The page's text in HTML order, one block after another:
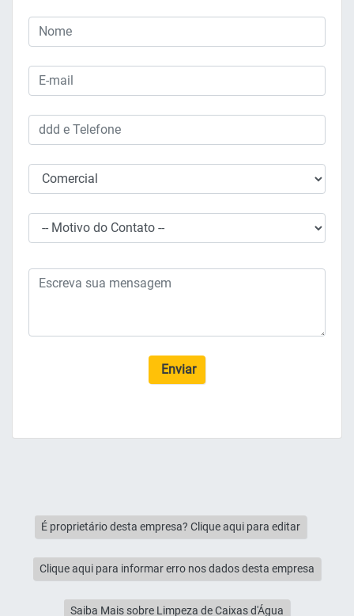
Enviar
É proprietário desta empresa? Clique aqui para editar
Clique aqui para informar erro nos dados desta empresa
Saiba Mais sobre Limpeza de Caixas d'Água